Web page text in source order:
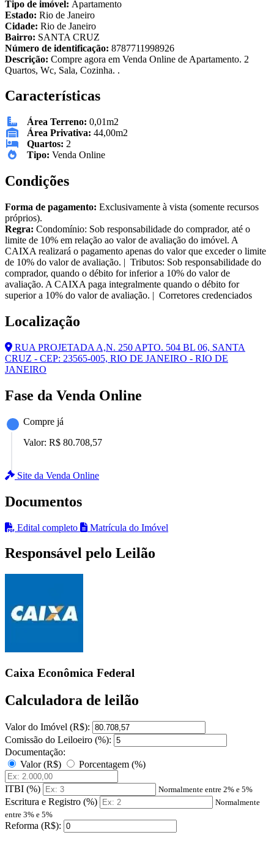
Tipo de imóvel: Apartamento
Estado: Rio de Janeiro
Cidade: Rio de Janeiro
Bairro: SANTA CRUZ
Número de identificação: 8787711998926
Descrição: Compre agora em Venda Online de Apartamento. 2
Quartos, Wc, Sala, Cozinha. .
Características
Área Terreno: 0,01m2
Área Privativa: 44,00m2
Quartos: 2
Tipo: Venda Online
Condições
Forma de pagamento: Exclusivamente à vista (somente recursos
próprios).
Regra: Condomínio: Sob responsabilidade do comprador, até o
limite de 10% em relação ao valor de avaliação do imóvel. A
CAIXA realizará o pagamento apenas do valor que exceder o limite
de 10% do valor de avaliação. | Tributos: Sob responsabilidade do
comprador, quando o débito for inferior a 10% do valor de
avaliação. A CAIXA paga integralmente quando o débito for
superior a 10% do valor de avaliação. | Corretores credenciados
Localização
RUA PROJETADA A,N. 250 APTO. 504 BL 06, SANTA
CRUZ - CEP: 23565-005, RIO DE JANEIRO - RIO DE
JANEIRO
Fase da Venda Online
Compre já
Valor: R$ 80.708,57
Site da Venda Online
Documentos
Edital completo Matrícula do Imóvel
Responsável pelo Leilão
Caixa Econômica Federal
Calculadora de leilão
Valor do Imóvel (R$):
Comissão do Leiloeiro (%):
Documentação:
Valor (R$)
Porcentagem (%)
ITBI (%) Normalmente entre 2% e 5%
Escritura e Registro (%)
Normalmente
entre 3% e 5%
Reforma (R$):